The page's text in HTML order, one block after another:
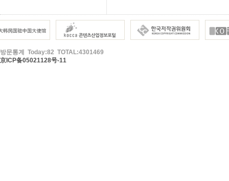
방문통계 Today:82 TOTAL:4301469
京ICP备05021128号-11